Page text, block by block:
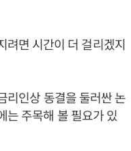
려면 시간이 더 걸리겠지
리인상 동결을 둘러싼 논
는 주목해 볼 필요가 있